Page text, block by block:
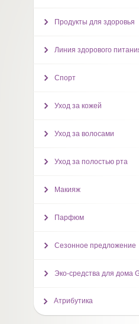
Продукты для здоровья
Линия здорового
Спорт
Уход за кожей
Уход за волосами
Уход за полостью рта
Макияж
Парфюм
Сезонное предложение
Эко-средства для дома
Атрибутика